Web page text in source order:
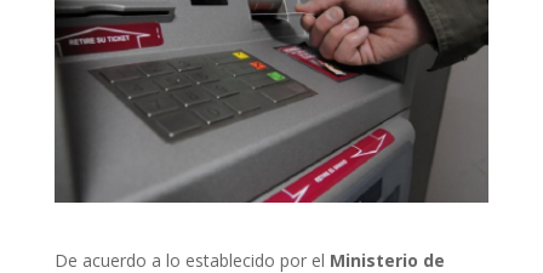
De acuerdo a lo establecido por el Ministerio de